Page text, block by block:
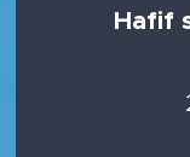
Hafif